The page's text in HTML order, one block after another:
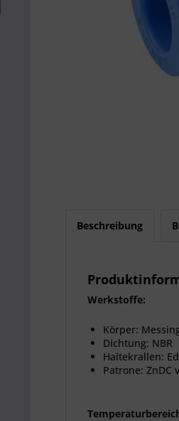
Beschreibung
Werkstoffe:
Körper:
Dichtung: NBR
Haltekrallen:
Patrone: